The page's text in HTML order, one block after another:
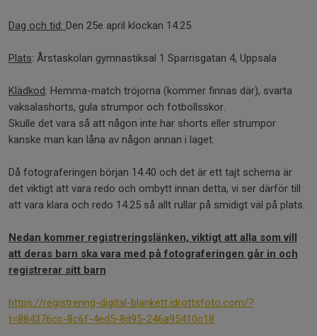
Dag och tid: Den 25e april klockan 14.25
Plats: Årstaskolan gymnastiksal 1 Sparrisgatan 4, Uppsala
Klädkod: Hemma-match tröjorna (kommer finnas där), svarta
vaksalashorts, gula strumpor och fotbollsskor.
Skulle det vara så att någon inte har shorts eller strumpor
kanske man kan låna av någon annan i laget.
Då fotograferingen början 14.40 och det är ett tajt schema är
det viktigt att vara redo och ombytt innan detta, vi ser därför till
att vara klara och redo 14.25 så allt rullar på smidigt väl på plats.
Nedan kommer registreringslänken, viktigt att alla som vill
att deras barn ska vara med på fotograferingen går in och
registrerar sitt barn
https://registrering-digital-blankett.idrottsfoto.com/?
t=884376cc-8c6f-4ed5-8d95-246a95410c18